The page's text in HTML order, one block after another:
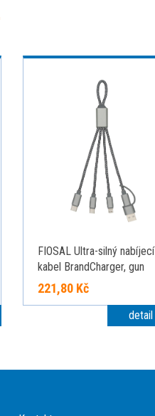
FIOSAL Ultra-silný nabíjecí
kabel BrandCharger, gun
metal
221,80 Kč
detail